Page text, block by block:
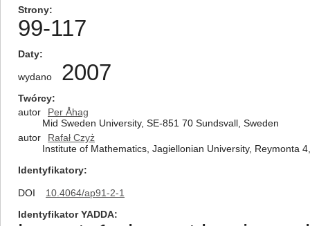
Strony
99-117
Daty
wydano 2007
Twórcy
autor
Per Åhag
Mid Sweden University, SE-851 70 Sundsvall, Sweden
autor
Rafał Czyż
Institute of Mathematics, Jagiellonian University, Reymonta
Identyfikatory
DOI
10.4064/ap91-2-1
Identyfikator YADDA